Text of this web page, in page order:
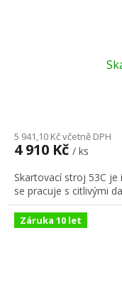
5 941,10 Kč včetně DPH
4 910 Kč / ks
Skartovací stroj 53C
se pracuje s citlivými
Záruka 10 let